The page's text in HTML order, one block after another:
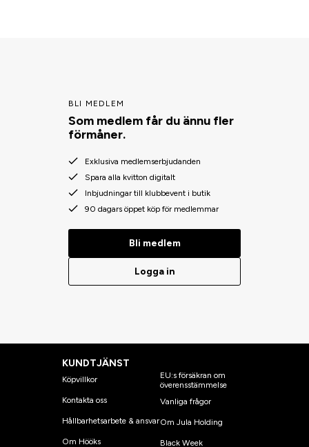
BLI MEDLEM
Som medlem får du ännu fler
förmåner.
Exklusiva medlemserbjudanden
Spara alla kvitton digitalt
Inbjudningar till klubbevent i butik
90 dagars öppet köp för medlemmar
Bli medlem
Logga in
KUNDTJÄNST
Köpvillkor
Kontakta oss
Hållbarhetsarbete & ansvar
Om Hööks
EU:s försäkran om
överensstämmelse
Vanliga frågor
Om Jula Holding
Black Week